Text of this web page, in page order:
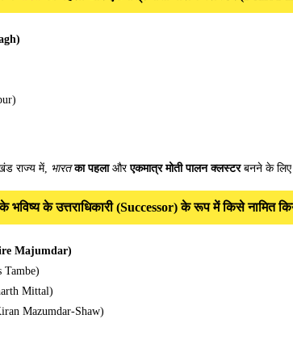
राज्य में, भारतका पहलाऔरएकमात्र मोती पालन क्लस्टरबनने के लिए
भविष्य के उत्तराधिकारी (Successor) के रूप में किसे नामित
Majumdar)
Tambe)
Mittal)
Mazumdar-Shaw)